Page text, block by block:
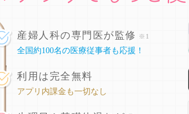
産婦人科の専門医が監修 ※1
全国約100名の医療従事者も応援！
利用は完全無料
アプリ内課金も一切なし